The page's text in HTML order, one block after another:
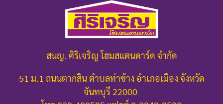
สนญ. ศิริเจริญ โฮมสแตนดาร์ด จำกัด
51 ม.1 ถนนตากสิน ตำบลท่าช้าง อำเภอเมือง จังหวัด
จันทบุรี 22000